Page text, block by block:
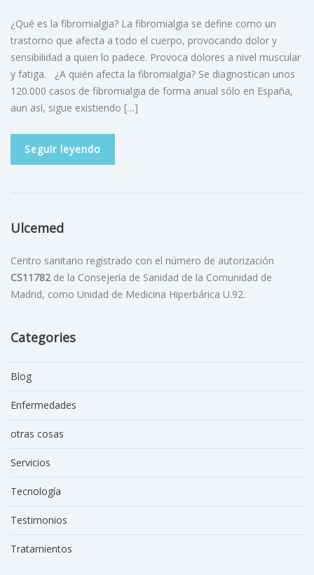
¿Qué es la fibromialgia? La fibromialgia se define como un
trastorno que afecta a todo el cuerpo, provocando dolor y
sensibilidad a quien lo padece. Provoca dolores a nivel muscular
y fatiga. ¿A quién afecta la fibromialgia? Se diagnostican unos
120.000 casos de fibromialgia de forma anual sólo en España,
aun así, sigue existiendo […]
Seguir leyendo
Ulcemed
Centro sanitario registrado con el número de autorización
CS11782de la Consejería de Sanidad de la Comunidad de
Madrid, como Unidad de Medicina Hiperbárica U.92.
Categories
Blog
Enfermedades
otras cosas
Servicios
Tecnología
Testimonios
Tratamientos